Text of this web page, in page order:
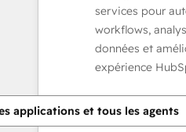
services pour
workflows,
données et
expérience
applications et tous les agents